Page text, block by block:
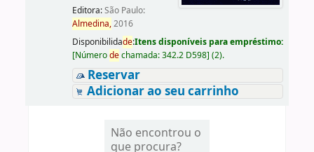
Editora:São Paulo:
Almedina,2016
Disponibilidade:Itens disponíveis para empréstimo:
[Númerodechamada:342.2 D598] (2).
Reservar
Adicionar ao seu carrinho
Não encontrou o
que procura?